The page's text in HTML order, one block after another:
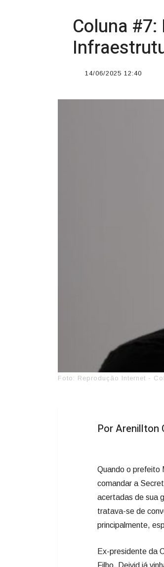
Coluna
14/06/2025 12:40
Foto: Reprodução Internet -
Por Arenillton
Quando o prefeito
comandar a
acertadas de sua
tratava-se de
principalmente,
Ex-presidente da
Filho, Deivid já